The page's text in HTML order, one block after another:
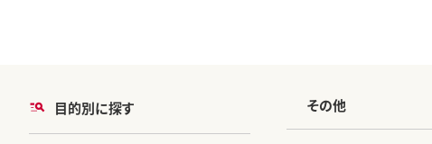
目的別に探す その他